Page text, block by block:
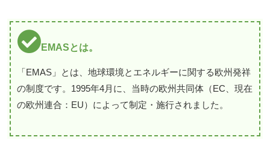
EMASとは。
「EMAS」とは、地球環境とエネルギーに関する欧州発祥
の制度です。1995年4月に、当時の欧州共同体（EC、現在
の欧州連合：EU）によって制定・施行されました。